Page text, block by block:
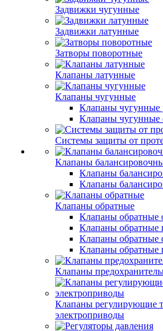
Задвижки чугунные
Задвижки латунные
Затворы поворотные
Клапаны латунные
Клапаны чугунные
Клапаны чугунные
Клапаны чугунные
Системы защиты от
Клапаны
Клапаны
Клапаны
Клапаны обратные
Клапаны обратные
Клапаны обратные
Клапаны обратные
Клапаны обратные
Клапаны
Клапаны регулирующие
электроприводы